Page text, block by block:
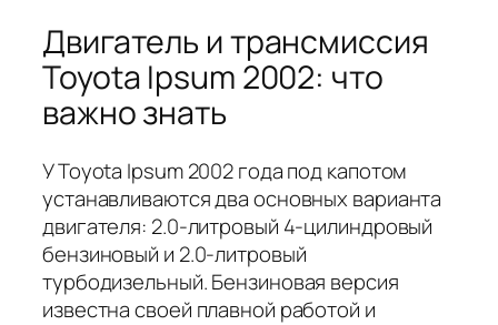
Двигатель и трансмиссия
Toyota Ipsum 2002: что
важно знать
У Toyota Ipsum 2002 года под капотом
устанавливаются два основных варианта
двигателя: 2.0-литровый 4-цилиндровый
бензиновый и 2.0-литровый
турбодизельный. Бензиновая версия
известна своей плавной работой и